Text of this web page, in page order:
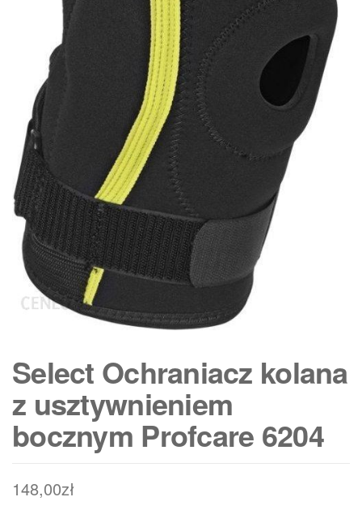
Select Ochraniacz kolana
z usztywnieniem
bocznym Profcare 6204
148,00zł